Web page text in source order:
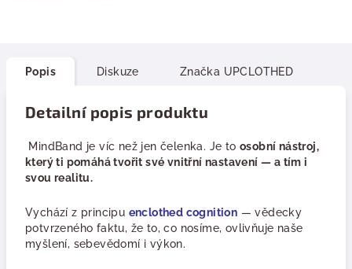
Popis Diskuze Značka UPCLOTHED
Detailní popis produktu
MindBand je víc než jen čelenka. Je to osobní nástroj,
který ti pomáhá tvořit své vnitřní nastavení — a tím i
svou realitu.
Vychází z principu enclothed cognition — vědecky
potvrzeného faktu, že to, co nosíme, ovlivňuje naše
myšlení, sebevědomí i výkon.